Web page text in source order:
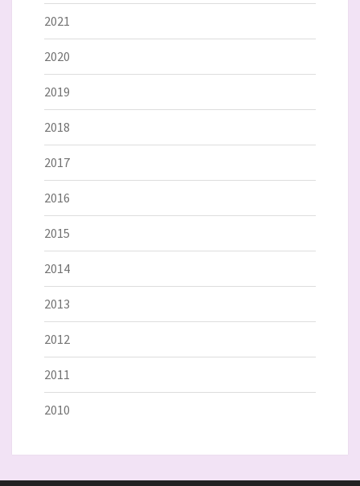
2021
2020
2019
2018
2017
2016
2015
2014
2013
2012
2011
2010